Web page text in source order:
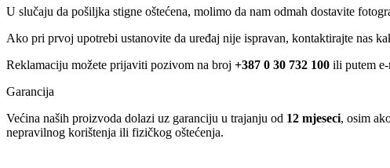
U slučaju da pošiljka stigne oštećena, molimo da nam odmah dostavite
Ako pri prvoj upotrebi ustanovite da uređaj nije ispravan, kontaktirajte nas
Reklamaciju možete prijaviti pozivom na broj +387 0 30 732 100 ili putem
Garancija
Većina naših proizvoda dolazi uz garanciju u trajanju od 12 mjeseci, osim
nepravilnog korištenja ili fizičkog oštećenja.